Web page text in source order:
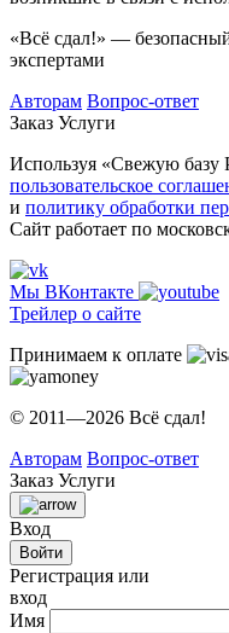
«Всё сдал!» —
экспертами
Авторам Вопрос-ответ
Заказ Услуги
Используя «Свежую
пользовательское
и политику обработки
Сайт работает по
Мы ВКонтакте
Трейлер о сайте
Принимаем к оплате
© 2011—2026 Всё сдал!
Авторам Вопрос-ответ
Заказ Услуги
Вход
Войти
Регистрация или
вход
Имя